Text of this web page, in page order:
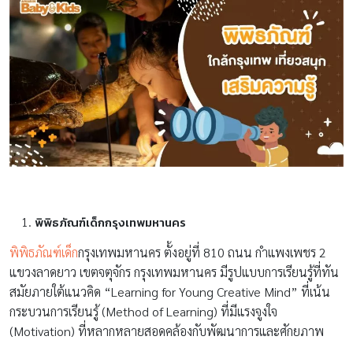
พิพิธภัณฑ์เด็กกรุงเทพมหานคร
พิพิธภัณฑ์เด็กกรุงเทพมหานคร ตั้งอยู่ที่ 810 ถนน กำแพงเพชร 2
แขวงลาดยาว เขตจตุจักร กรุงเทพมหานคร มีรูปแบบการเรียนรู้ที่ทัน
สมัยภายใต้แนวคิด “Learning for Young Creative Mind” ที่เน้น
กระบวนการเรียนรู้ (Method of Learning) ที่มีแรงจูงใจ
(Motivation) ที่หลากหลายสอดคล้องกับพัฒนาการและศักยภาพ